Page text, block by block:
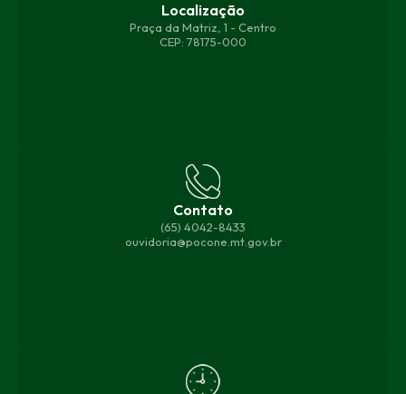
Localização
Praça da Matriz, 1 - Centro
CEP: 78175-000
Contato
(65) 4042-8433
ouvidoria@pocone.mt.gov.br